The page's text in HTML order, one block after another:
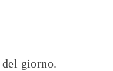
giorno.